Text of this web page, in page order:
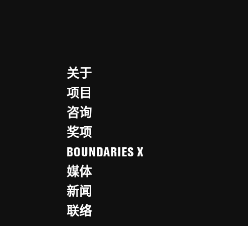
关于
项目
咨询
奖项
BOUNDARIES X
媒体
新闻
联络